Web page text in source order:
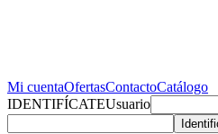
Mi cuentaOfertasContactoCatálogo
IDENTIFÍCATEUsuario